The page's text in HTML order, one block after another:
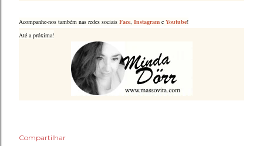
Acompanhe-nos também nas redes sociais Face, Instagram e Youtube!
Até a próxima!
Compartilhar